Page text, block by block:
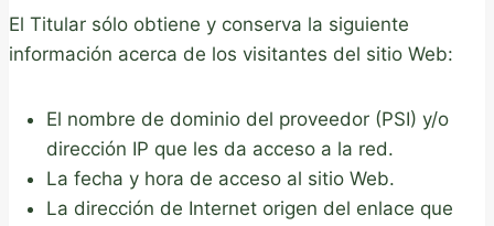
El Titular sólo obtiene y conserva la siguiente
información acerca de los visitantes del sitio Web:
El nombre de dominio del proveedor (PSI) y/o
dirección IP que les da acceso a la red.
La fecha y hora de acceso al sitio Web.
La dirección de Internet origen del enlace que